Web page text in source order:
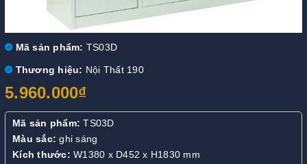
Mã sản phẩm: TS03D
Thương hiệu: Nội Thất 190
5.960.000₫
Mã sản phẩm: TS03D
Màu sắc: ghi sáng
Kích thước: W1380 x D452 x H1830 mm